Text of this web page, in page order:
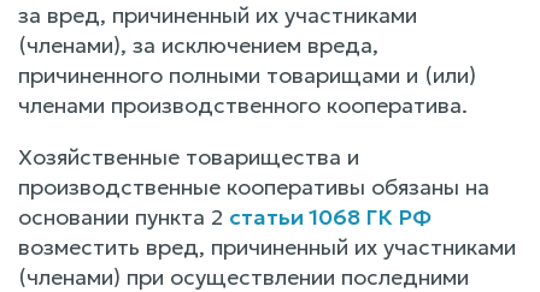
за вред, причиненный их участниками
(членами), за исключением вреда,
причиненного полными товарищами и (или)
членами производственного кооператива.
Хозяйственные товарищества и
производственные кооперативы обязаны на
основании пункта 2 статьи 1068 ГК РФ
возместить вред, причиненный их участниками
(членами) при осуществлении последними